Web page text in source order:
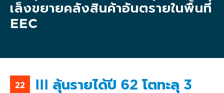
เล็งขยายคลังสินค้าอันตรายในพื้นที่
EEC
22
III ลุ้นรายได้ปี 62 โตทะลุ 3